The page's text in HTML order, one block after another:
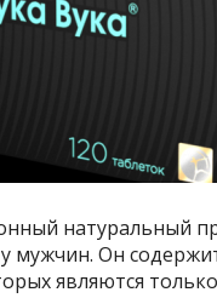
натуральный
мужчин. Он
являются